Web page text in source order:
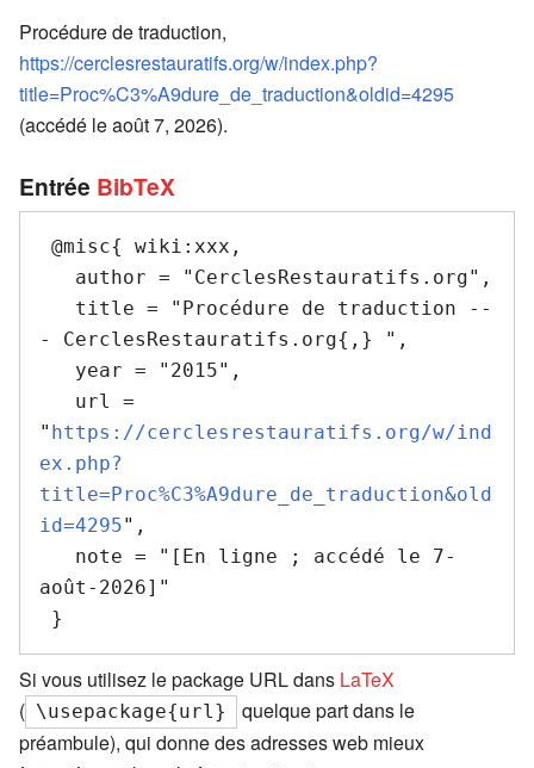
Procédure de traduction,
https://cerclesrestauratifs.org/w/index.php?
title=Proc%C3%A9dure_de_traduction&oldid=4295
(accédé le août 7, 2026).
Entrée BibTeX
- CerclesRestauratifs.org{,} ",
" https://cerclesrestauratifs.org/w/ind
ex.php?
title=Proc%C3%A9dure_de_traduction&old
id=4295",
août-2026]"
Si vous utilisez le package URL dans LaTeX
( \usepackage{url}
quelque part dans le
préambule), qui donne des adresses web mieux